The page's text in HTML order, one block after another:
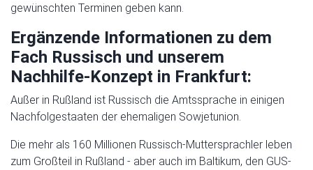
gewünschten Terminen geben kann.
Ergänzende Informationen zu dem
Fach Russisch und unserem
Nachhilfe-Konzept in Frankfurt:
Außer in Rußland ist Russisch die Amtssprache in einigen
Nachfolgestaaten der ehemaligen Sowjetunion.
Die mehr als 160 Millionen Russisch-Muttersprachler leben
zum Großteil in Rußland - aber auch im Baltikum, den GUS-